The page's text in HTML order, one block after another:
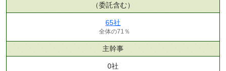
（委託含む）
65社
全体の71％
主幹事
0社